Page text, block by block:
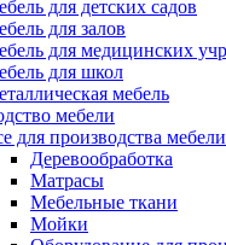
для детских садов
для залов
для медицинских
для школ
мебель
мебели
для производства мебели
Деревообработка
Матрасы
Мебельные ткани
Мойки